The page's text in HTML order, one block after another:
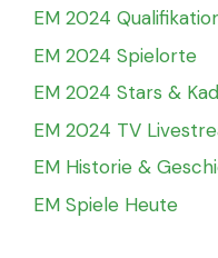
EM 2024
EM 2024 Spielorte
EM 2024 Stars &
EM 2024 TV
EM Historie &
EM Spiele Heute